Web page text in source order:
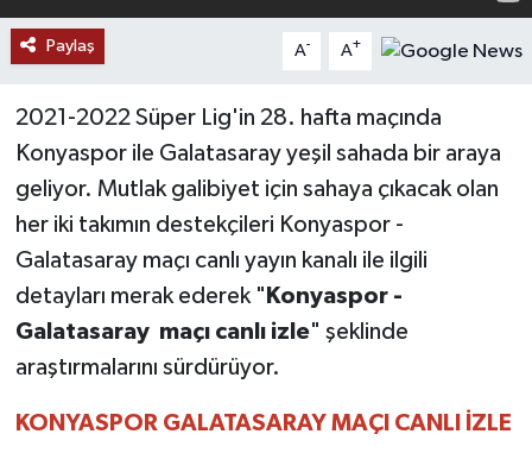
Paylaş A- A+
2021-2022 Süper Lig'in 28. hafta maçında
Konyaspor ile Galatasaray yeşil sahada bir araya
geliyor. Mutlak galibiyet için sahaya çıkacak olan
her iki takımın destekçileri Konyaspor -
Galatasaray maçı canlı yayın kanalı ile ilgili
detayları merak ederek " Konyaspor -
Galatasaray maçı canlı izle" şeklinde
araştırmalarını sürdürüyor.
KONYASPOR GALATASARAY MAÇI CANLI İZLE
TREND
MEDYA
OTOMOTİV
YAŞAM
KÜLTÜR SANAT